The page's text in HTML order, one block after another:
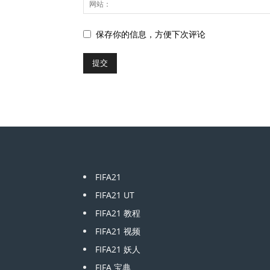
保存你的信息，方便下次评论
FIFA21
FIFA21 UT
FIFA21 教程
FIFA21 视频
FIFA21 妖人
FIFA 宝典